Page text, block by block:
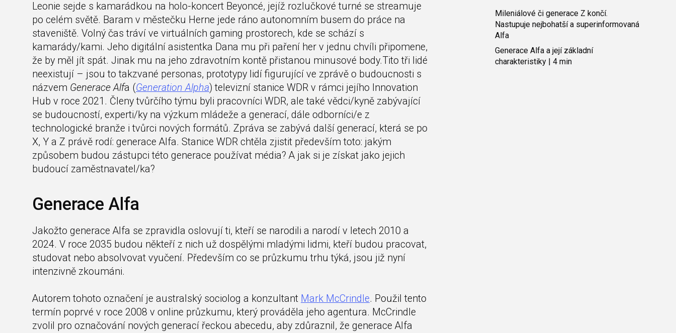
Leonie sejde s kamarádkou na holo-koncert Beyoncé, jejíž rozlučkové turné se streamuje
po celém světě. Baram v městečku Herne jede ráno autonomním busem do práce na
staveniště. Volný čas tráví ve virtuálních gaming prostorech, kde se schází s
kamarády/kami. Jeho digitální asistentka Dana mu při paření her v jednu chvíli připomene,
že by měl jít spát. Jinak mu na jeho zdravotním kontě přistanou minusové body.Tito tři lidé
neexistují – jsou to takzvané personas, prototypy lidí figurující ve zprávě o budoucnosti s
názvem Generace Alfa (Generation Alpha) televizní stanice WDR v rámci jejího Innovation
Hub v roce 2021. Členy tvůrčího týmu byli pracovníci WDR, ale také vědci/kyně zabývající
se budoucností, experti/ky na výzkum mládeže a generací, dále odborníci/e z
technologické branže i tvůrci nových formátů. Zpráva se zabývá další generací, která se po
X, Y a Z právě rodí: generace Alfa. Stanice WDR chtěla zjistit především toto: jakým
způsobem budou zástupci této generace používat média? A jak si je získat jako jejich
budoucí zaměstnavatel/ka?
Generace Alfa
Jakožto generace Alfa se zpravidla oslovují ti, kteří se narodili a narodí v letech 2010 a
2024. V roce 2035 budou někteří z nich už dospělými mladými lidmi, kteří budou pracovat,
studovat nebo absolvovat vyučení. Především co se průzkumu trhu týká, jsou již nyní
intenzivně zkoumáni.
Autorem tohoto označení je australský sociolog a konzultant Mark McCrindle. Použil tento
termín poprvé v roce 2008 v online průzkumu, který prováděla jeho agentura. McCrindle
zvolil pro označování nových generací řeckou abecedu, aby zdůraznil, že generace Alfa
Mileniálové či generace Z končí.
Nastupuje nejbohatší a superinformovaná
Alfa
Generace Alfa a její základní
charakteristiky | 4 min